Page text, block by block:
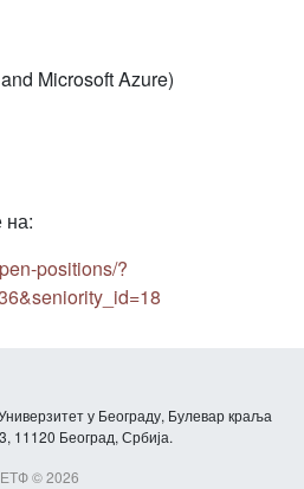
Microsoft Azure)
на:
positions/?
у Београду, Булевар краља
11120 Београд, Србија.
ЕТФ © 2026